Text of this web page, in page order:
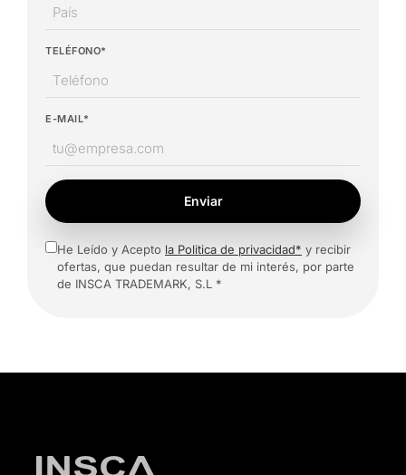
TELÉFONO*
E-MAIL*
Enviar
He Leído y Acepto la Politica de privacidad* y recibir
ofertas, que puedan resultar de mi interés, por parte
de INSCA TRADEMARK, S.L *